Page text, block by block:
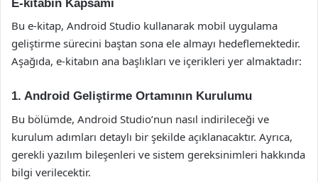
E-kitabın Kapsamı
Bu e-kitap, Android Studio kullanarak mobil uygulama
geliştirme sürecini baştan sona ele almayı hedeflemektedir.
Aşağıda, e-kitabın ana başlıkları ve içerikleri yer almaktadır:
1. Android Geliştirme Ortamının Kurulumu
Bu bölümde, Android Studio’nun nasıl indirileceği ve
kurulum adımları detaylı bir şekilde açıklanacaktır. Ayrıca,
gerekli yazılım bileşenleri ve sistem gereksinimleri hakkında
bilgi verilecektir.